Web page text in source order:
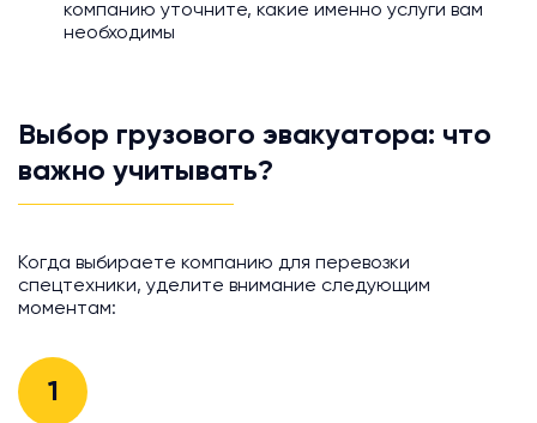
компанию уточните, какие именно услуги вам
необходимы
Выбор грузового эвакуатора: что
важно учитывать?
Когда выбираете компанию для перевозки
спецтехники, уделите внимание следующим
моментам:
1